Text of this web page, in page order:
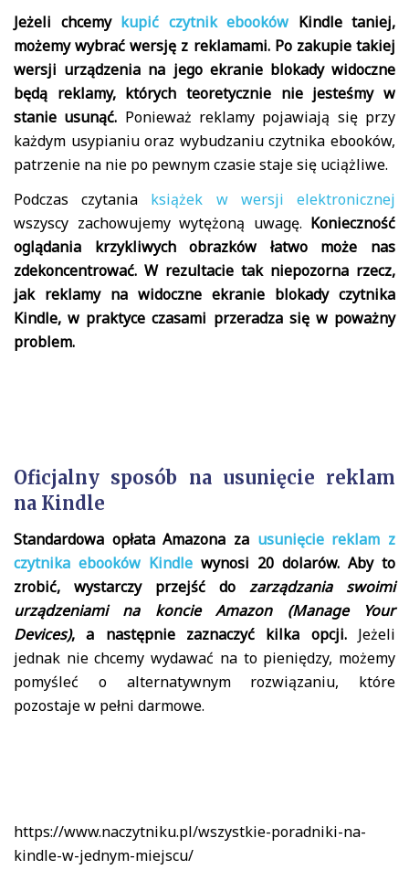
Jeżeli chcemy kupić czytnik ebooków Kindle taniej,
możemy wybrać wersję z reklamami. Po zakupie takiej
wersji urządzenia na jego ekranie blokady widoczne
będą reklamy, których teoretycznie nie jesteśmy w
stanie usunąć. Ponieważ reklamy pojawiają się przy
każdym usypianiu oraz wybudzaniu czytnika ebooków,
patrzenie na nie po pewnym czasie staje się uciążliwe.
Podczas czytania książek w wersji elektronicznej
wszyscy zachowujemy wytężoną uwagę. Konieczność
oglądania krzykliwych obrazków łatwo może nas
zdekoncentrować. W rezultacie tak niepozorna rzecz,
jak reklamy na widoczne ekranie blokady czytnika
Kindle, w praktyce czasami przeradza się w poważny
problem.
Oficjalny sposób na usunięcie reklam
na Kindle
Standardowa opłata Amazona za usunięcie reklam z
czytnika ebooków Kindle wynosi 20 dolarów. Aby to
zrobić, wystarczy przejść do zarządzania swoimi
urządzeniami na koncie Amazon (Manage Your
Devices), a następnie zaznaczyć kilka opcji.Jeżeli
jednak nie chcemy wydawać na to pieniędzy, możemy
pomyśleć o alternatywnym rozwiązaniu, które
pozostaje w pełni darmowe.
https://www.naczytniku.pl/wszystkie-poradniki-na-
kindle-w-jednym-miejscu/